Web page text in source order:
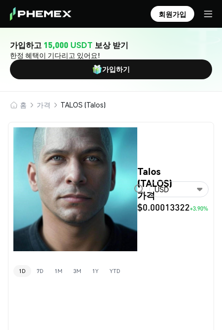
회원가입
가입하고 15,000 USDT 보상 받기
한정 혜택이 기다리고 있어요!
가입하기
홈 가격 TALOS (Talos)
Talos
(TALOS)
가격
$0.00013322+3.90%
USD
1D 7D 1M 3M 1Y YTD